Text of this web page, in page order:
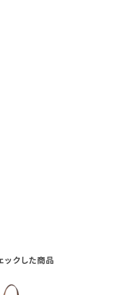
ックした商品